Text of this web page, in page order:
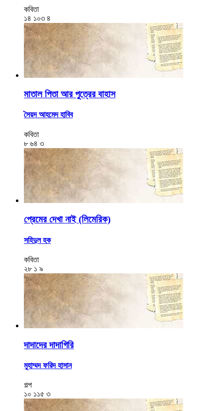
কবিতা
১৪ ১০৩ ৪
মাতাল পিতা আর পুত্রের বাহাস
সৈয়দ আহমেদ হাবিব
কবিতা
৮ ৬৪ ৩
প্রেমের দেখা নাই (লিমেরিক)
সহিদুল হক
কবিতা
২৮ ১ ৯
দাদাদের দাদাগিরি
মুহাম্মদ ফরিদ হাসান
গল্প
১০ ১১৫ ৩